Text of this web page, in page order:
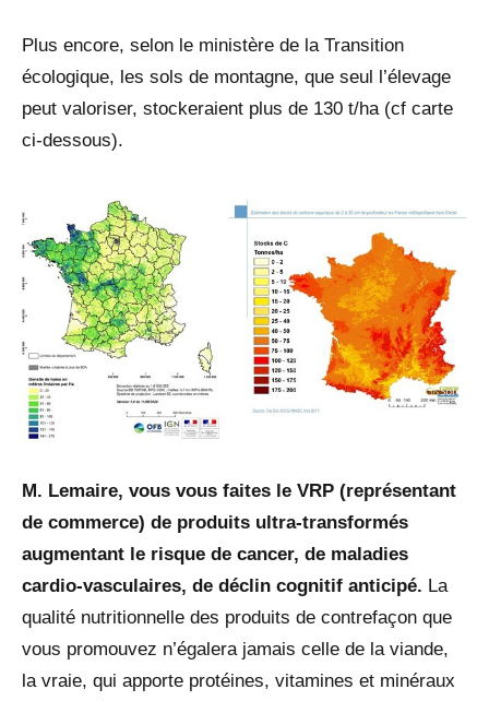
Plus encore, selon le ministère de la Transition
écologique, les sols de montagne, que seul l’élevage
peut valoriser, stockeraient plus de 130 t/ha (cf carte
ci-dessous).
M. Lemaire, vous vous faites le VRP (représentant
de commerce) de produits ultra-transformés
augmentant le risque de cancer, de maladies
cardio-vasculaires, de déclin cognitif anticipé. La
qualité nutritionnelle des produits de contrefaçon que
vous promouvez n’égalera jamais celle de la viande,
la vraie, qui apporte protéines, vitamines et minéraux